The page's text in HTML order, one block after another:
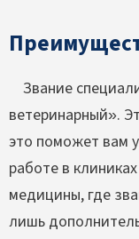
Звание
ветеринарный».
это поможет вам
работе в
медицины, где
лишь